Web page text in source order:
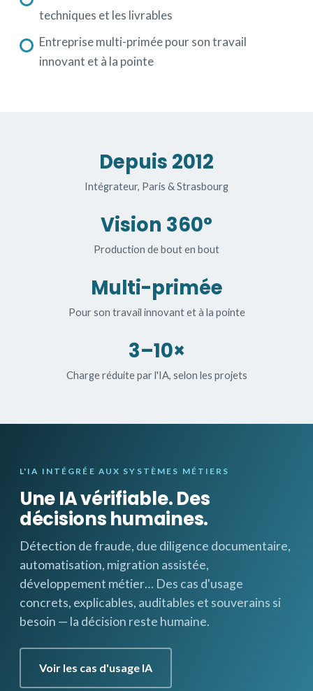
techniques et les livrables
Entreprise multi-primée pour son travail
innovant et à la pointe
Depuis 2012
Intégrateur, Paris & Strasbourg
Vision 360°
Production de bout en bout
Multi-primée
Pour son travail innovant et à la pointe
3–10×
Charge réduite par l'IA, selon les projets
L'IA INTÉGRÉE AUX SYSTÈMES MÉTIERS
Une IA vérifiable. Des
décisions humaines.
Détection de fraude, due diligence documentaire,
automatisation, migration assistée,
développement métier… Des cas d'usage
concrets, explicables, auditables et souverains si
besoin — la décision reste humaine.
Voir les cas d'usage IA